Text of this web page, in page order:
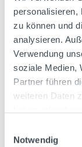
personalisieren,
zu können und
analysieren.
Verwendung
soziale Medien,
Partner führen
weiteren Daten
Notwendig